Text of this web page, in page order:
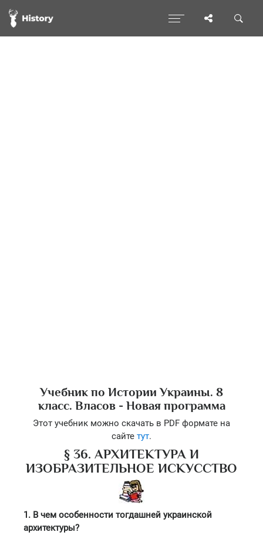
Учебник по Истории Украины. 8
класс. Власов - Новая программа
Этот учебник можно скачать в PDF формате на
сайте тут.
§ 36. АРХИТЕКТУРА И
ИЗОБРАЗИТЕЛЬНОЕ ИСКУССТВО
1. В чем особенности тогдашней украинской
архитектуры?